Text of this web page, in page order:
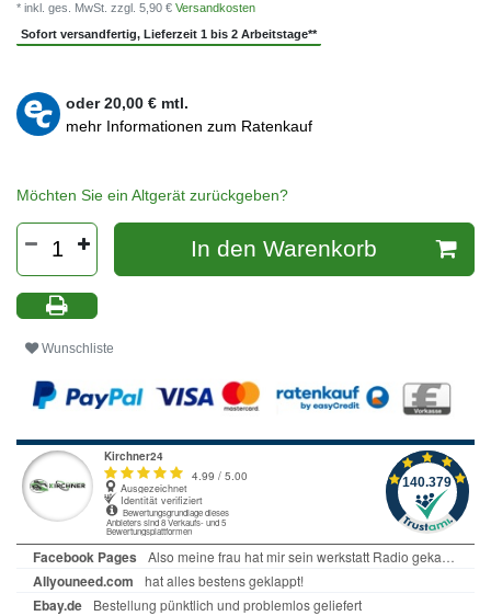
* inkl. ges. MwSt. zzgl. 5,90 € Versandkosten
Sofort versandfertig, Lieferzeit 1 bis 2 Arbeitstage**
oder20,00 € mtl.
mehr Informationen zum Ratenkauf
Möchten Sie ein Altgerät zurückgeben?
In den Warenkorb
Wunschliste